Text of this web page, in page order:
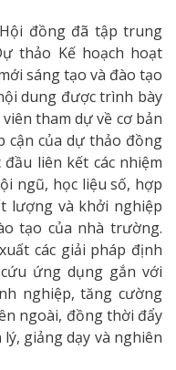
đồng đã tập trung
thảo Kế hoạch hoạt
sáng tạo và đào tạo
dung được trình bày
tham dự về cơ bản
của dự thảo đồng
liên kết các nhiệm
ngũ, học liệu số, hợp
lượng và khởi nghiệp
tạo của nhà trường.
các giải pháp định
ứng dụng gắn với
nghiệp, tăng cường
ngoài, đồng thời đẩy
giảng dạy và nghiên